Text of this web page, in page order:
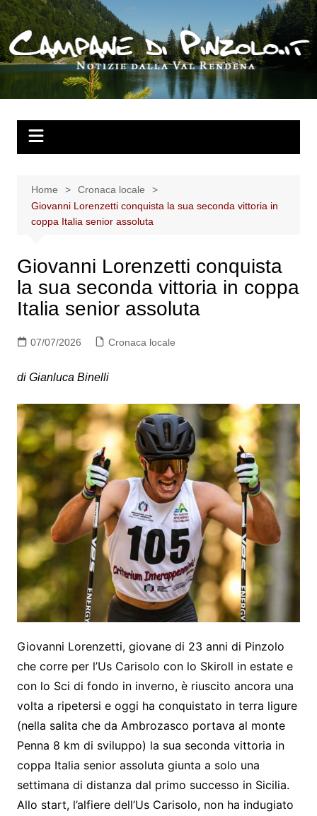
Salta
al
contenuto
Home
Cronaca locale
Giovanni Lorenzetti conquista la sua seconda vittoria in
coppa Italia senior assoluta
Giovanni Lorenzetti conquista
la sua seconda vittoria in coppa
Italia senior assoluta
07/07/2026 Cronaca locale
di Gianluca Binelli
Giovanni Lorenzetti, giovane di 23 anni di Pinzolo
che corre per l’Us Carisolo con lo Skiroll in estate e
con lo Sci di fondo in inverno, è riuscito ancora una
volta a ripetersi e oggi ha conquistato in terra ligure
(nella salita che da Ambrozasco portava al monte
Penna 8 km di sviluppo) la sua seconda vittoria in
coppa Italia senior assoluta giunta a solo una
settimana di distanza dal primo successo in Sicilia.
Allo start, l’alfiere dell’Us Carisolo, non ha indugiato